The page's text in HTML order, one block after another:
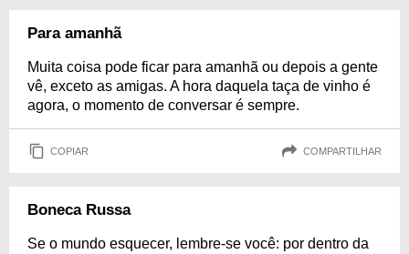
Para amanhã
Muita coisa pode ficar para amanhã ou depois a gente
vê, exceto as amigas. A hora daquela taça de vinho é
agora, o momento de conversar é sempre.
COPIAR COMPARTILHAR
Boneca Russa
Se o mundo esquecer, lembre-se você: por dentro da